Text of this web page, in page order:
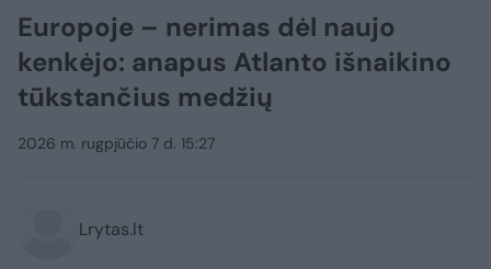
Europoje – nerimas dėl naujo
kenkėjo: anapus Atlanto išnaikino
tūkstančius medžių
2026 m. rugpjūčio 7 d. 15:27
Lrytas.lt